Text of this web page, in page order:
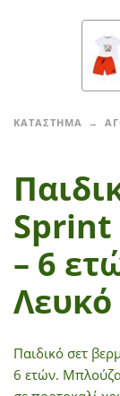
ΚΑΤΑΣΤΗΜΑ
Sprint
– 6
Λευκό
Παιδικό σετ
6 ετών.